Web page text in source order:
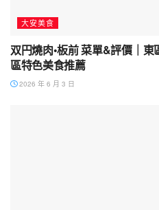
大安美食
双円燒肉•板前 菜單&評價｜
區特色美食推薦
2026 年 6 月 3 日